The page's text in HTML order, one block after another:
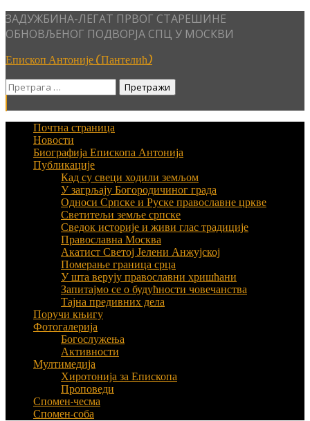
Skip
to
ЗАДУЖБИНА-ЛЕГАТ ПРВОГ СТАРЕШИНЕ
ОБНОВЉЕНОГ ПОДВОРЈА СПЦ У МОСКВИ
Епископ Антоније (Пантелић)
Претрага
Почтна страница
Новости
Биографија Епископа Антонија
Публикације
Кад су свеци ходили земљом
У загрљају Богородичиног града
Односи Српске и Руске православне цркве
Светитељи земље српске
Сведок историје и живи глас традиције
Православна Москва
Акатист Светој Јелени Анжујској
Померање граница срца
У шта верују православни хришћани
Запитајмо се о будућности човечанства
Тајна предивних дела
Поручи књигу
Фотогалерија
Богослужења
Активности
Мултимедија
Хиротонија за Епископа
Проповеди
Спомен-чесма
Спомен-соба